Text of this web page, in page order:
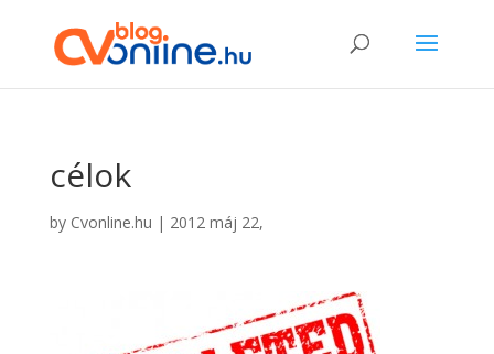
célok
by Cvonline.hu | 2012 máj 22,